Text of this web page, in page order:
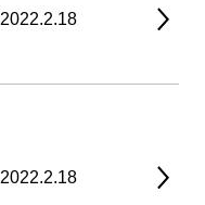
2022.2.18
2022.2.18